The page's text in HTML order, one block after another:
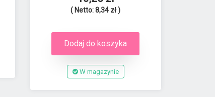
( Netto: 8,34 zł )
Dodaj do koszyka
W magazynie